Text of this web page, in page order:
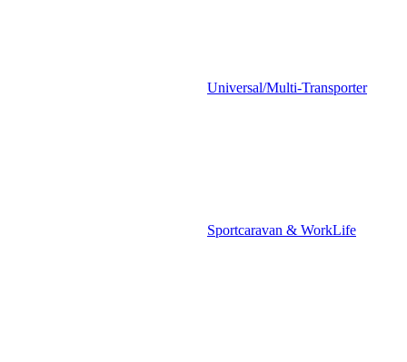
Universal/Multi-Transporter
Sportcaravan & WorkLife